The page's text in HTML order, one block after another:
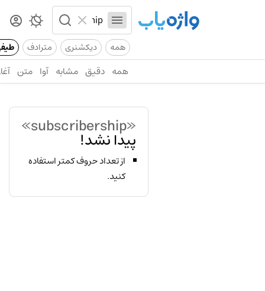
همه دیکشنری مترادف
همه دقیق مشابه آوا متن
«subscribership»
پیدا نشد!
از تعداد حروف کمتر استفاده
کنید.